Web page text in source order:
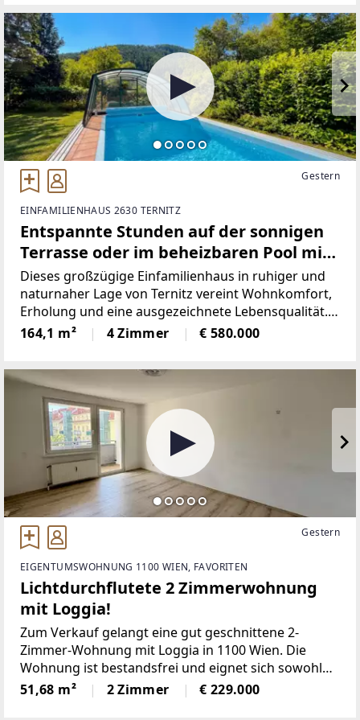
Gestern
EINFAMILIENHAUS 2630 TERNITZ
Entspannte Stunden auf der sonnigen
Terrasse oder im beheizbaren Pool mit
Blick auf den Gfieder!
Dieses großzügige Einfamilienhaus in ruhiger und
naturnaher Lage von Ternitz vereint Wohnkomfort,
Erholung und eine ausgezeichnete Lebensqualität.
Auf rund 164 m² Wohnfläche bietet die Immobilie
eine durchdachte Raumaufteilung
164,1 m² 4 Zimmer € 580.000
Gestern
EIGENTUMSWOHNUNG 1100 WIEN, FAVORITEN
Lichtdurchflutete 2 Zimmerwohnung
mit Loggia!
Zum Verkauf gelangt eine gut geschnittene 2-
Zimmer-Wohnung mit Loggia in 1100 Wien. Die
Wohnung ist bestandsfrei und eignet sich sowohl
für Eigennutzer als auch für Anleger. Die
durchdachte Raumaufteilung, die ausgezeichnete
51,68 m² 2 Zimmer € 229.000